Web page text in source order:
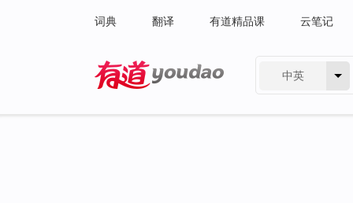
词典 翻译 有道精品课 云笔记
中英